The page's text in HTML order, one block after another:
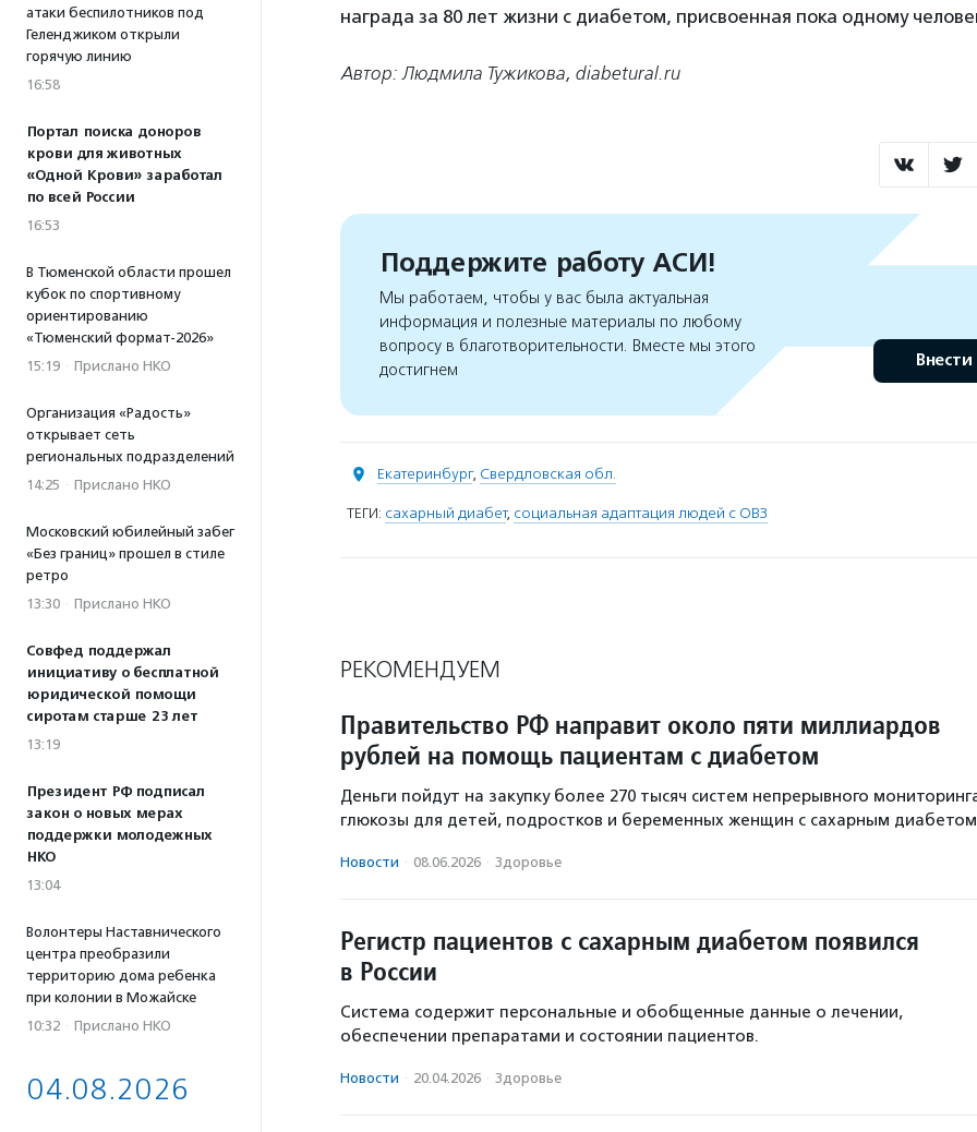
атаки беспилотников под
Геленджиком открыли
горячую линию
16:58
Портал поиска доноров
крови для животных
«Одной Крови» заработал
по всей России
16:53
В Тюменской области прошел
кубок по спортивному
ориентированию
«Тюменский формат-2026»
15:19 · Прислано НКО
Организация «Радость»
открывает сеть
региональных подразделений
14:25 · Прислано НКО
Московский юбилейный забег
«Без границ» прошел в стиле
ретро
13:30 · Прислано НКО
Совфед поддержал
инициативу о бесплатной
юридической помощи
сиротам старше 23 лет
13:19
Президент РФ подписал
закон о новых мерах
поддержки молодежных
НКО
13:04
Волонтеры Наставнического
центра преобразили
территорию дома ребенка
при колонии в Можайске
10:32 · Прислано НКО
04.08.2026
награда за 80 лет жизни с диабетом, присвоенная пока одному
Автор: Людмила Тужикова, diabetural.ru
Поддержите работу АСИ!
Мы работаем, чтобы у вас была актуальная
информация и полезные материалы по любому
вопросу в благотворительности. Вместе мы этого
достигнем
Внести
Екатеринбург, Свердловская обл.
ТЕГИ: сахарный диабет, социальная адаптация людей с ОВЗ
РЕКОМЕНДУЕМ
Правительство РФ направит около пяти миллиардов
рублей на помощь пациентам с диабетом
Деньги пойдут на закупку более 270 тысяч систем непрерывного
глюкозы для детей, подростков и беременных женщин с сахарным
Новости · 08.06.2026 · Здоровье
Регистр пациентов с сахарным диабетом появился
в России
Система содержит персональные и обобщенные данные о лечении,
обеспечении препаратами и состоянии пациентов.
Новости · 20.04.2026 · Здоровье